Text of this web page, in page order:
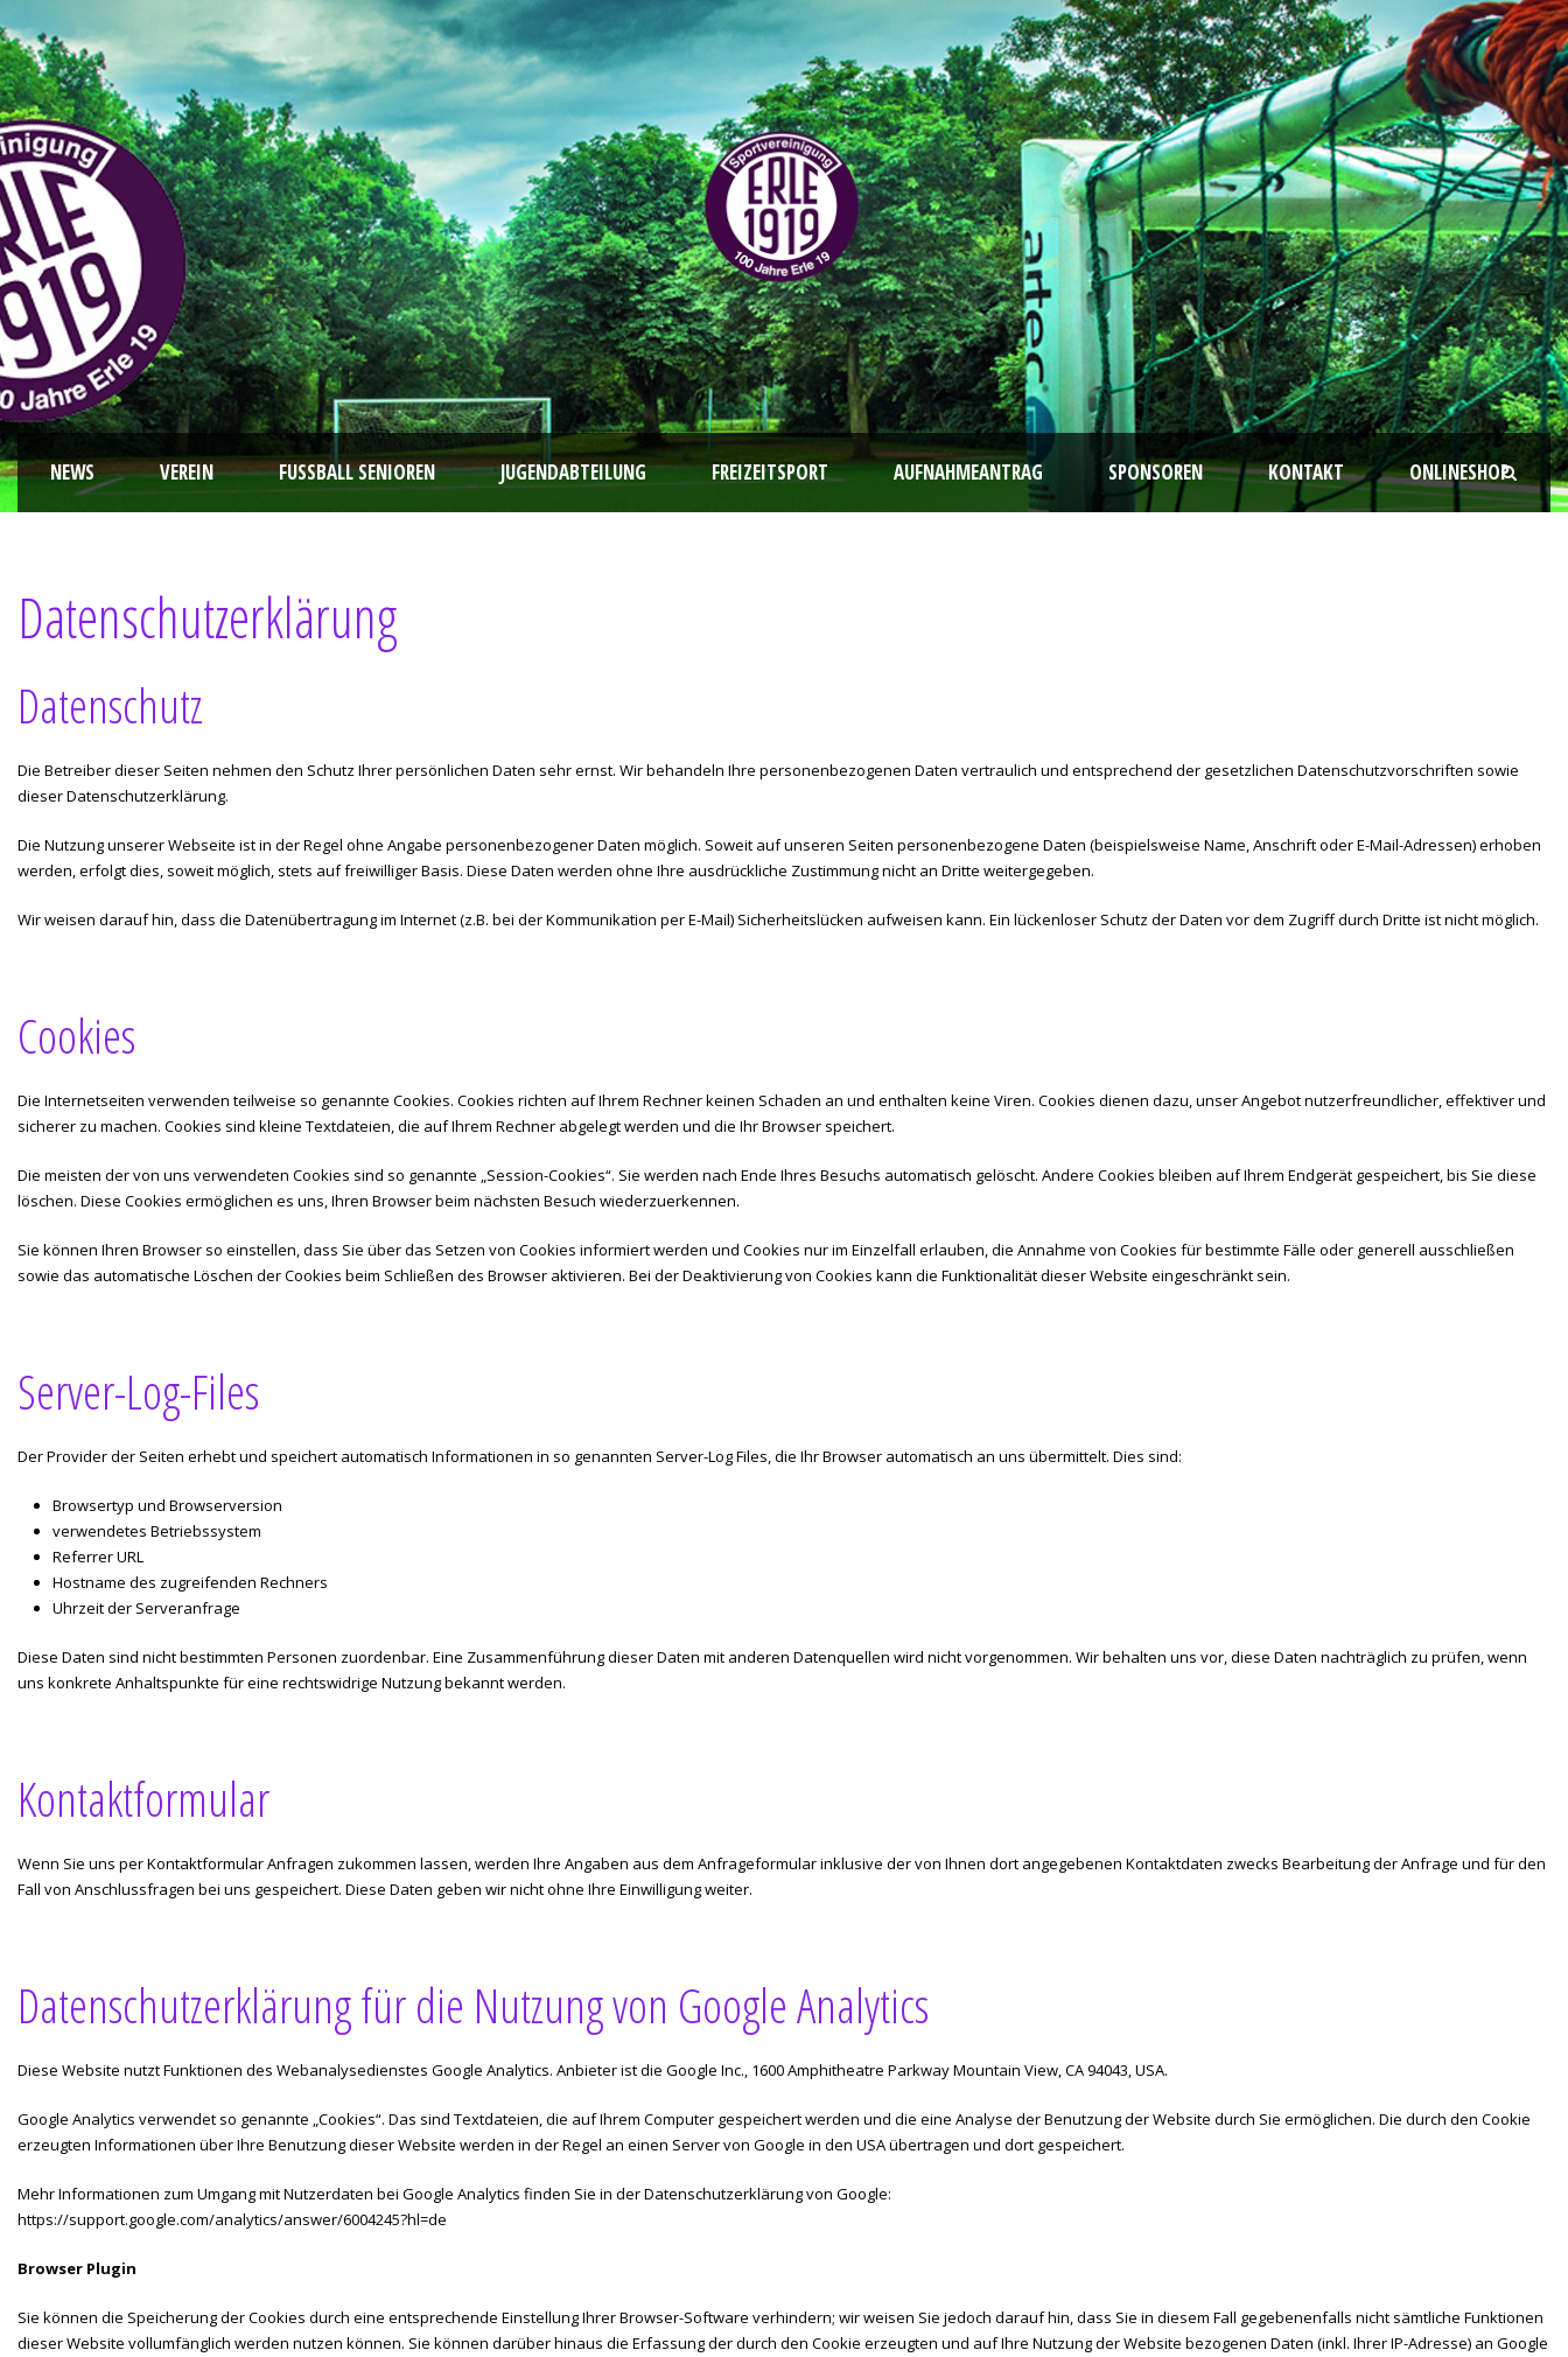
NEWS VEREIN FUSSBALL SENIOREN JUGENDABTEILUNG FREIZEITSPORT AUFNAHMEANTRAG SPONSOREN KONTAKT ONLINESHOP
Datenschutzerklärung
Datenschutz
Die Betreiber dieser Seiten nehmen den Schutz Ihrer persönlichen Daten sehr ernst. Wir behandeln Ihre personenbezogenen Daten vertraulich und entsprechend der gesetzlichen Datenschutzvorschriften sowie
dieser Datenschutzerklärung.
Die Nutzung unserer Webseite ist in der Regel ohne Angabe personenbezogener Daten möglich. Soweit auf unseren Seiten personenbezogene Daten (beispielsweise Name, Anschrift oder E-Mail-Adressen) erhoben
werden, erfolgt dies, soweit möglich, stets auf freiwilliger Basis. Diese Daten werden ohne Ihre ausdrückliche Zustimmung nicht an Dritte weitergegeben.
Wir weisen darauf hin, dass die Datenübertragung im Internet (z.B. bei der Kommunikation per E-Mail) Sicherheitslücken aufweisen kann. Ein lückenloser Schutz der Daten vor dem Zugriff durch Dritte ist nicht möglich.
Cookies
Die Internetseiten verwenden teilweise so genannte Cookies. Cookies richten auf Ihrem Rechner keinen Schaden an und enthalten keine Viren. Cookies dienen dazu, unser Angebot nutzerfreundlicher, effektiver und
sicherer zu machen. Cookies sind kleine Textdateien, die auf Ihrem Rechner abgelegt werden und die Ihr Browser speichert.
Die meisten der von uns verwendeten Cookies sind so genannte „Session-Cookies“. Sie werden nach Ende Ihres Besuchs automatisch gelöscht. Andere Cookies bleiben auf Ihrem Endgerät gespeichert, bis Sie diese
löschen. Diese Cookies ermöglichen es uns, Ihren Browser beim nächsten Besuch wiederzuerkennen.
Sie können Ihren Browser so einstellen, dass Sie über das Setzen von Cookies informiert werden und Cookies nur im Einzelfall erlauben, die Annahme von Cookies für bestimmte Fälle oder generell ausschließen
sowie das automatische Löschen der Cookies beim Schließen des Browser aktivieren. Bei der Deaktivierung von Cookies kann die Funktionalität dieser Website eingeschränkt sein.
Server-Log-Files
Der Provider der Seiten erhebt und speichert automatisch Informationen in so genannten Server-Log Files, die Ihr Browser automatisch an uns übermittelt. Dies sind:
Browsertyp und Browserversion
verwendetes Betriebssystem
Referrer URL
Hostname des zugreifenden Rechners
Uhrzeit der Serveranfrage
Diese Daten sind nicht bestimmten Personen zuordenbar. Eine Zusammenführung dieser Daten mit anderen Datenquellen wird nicht vorgenommen. Wir behalten uns vor, diese Daten nachträglich zu prüfen, wenn
uns konkrete Anhaltspunkte für eine rechtswidrige Nutzung bekannt werden.
Kontaktformular
Wenn Sie uns per Kontaktformular Anfragen zukommen lassen, werden Ihre Angaben aus dem Anfrageformular inklusive der von Ihnen dort angegebenen Kontaktdaten zwecks Bearbeitung der Anfrage und für den
Fall von Anschlussfragen bei uns gespeichert. Diese Daten geben wir nicht ohne Ihre Einwilligung weiter.
Datenschutzerklärung für die Nutzung von Google Analytics
Diese Website nutzt Funktionen des Webanalysedienstes Google Analytics. Anbieter ist die Google Inc., 1600 Amphitheatre Parkway Mountain View, CA 94043, USA.
Google Analytics verwendet so genannte „Cookies“. Das sind Textdateien, die auf Ihrem Computer gespeichert werden und die eine Analyse der Benutzung der Website durch Sie ermöglichen. Die durch den Cookie
erzeugten Informationen über Ihre Benutzung dieser Website werden in der Regel an einen Server von Google in den USA übertragen und dort gespeichert.
Mehr Informationen zum Umgang mit Nutzerdaten bei Google Analytics finden Sie in der Datenschutzerklärung von Google:
https://support.google.com/analytics/answer/6004245?hl=de
Browser Plugin
Sie können die Speicherung der Cookies durch eine entsprechende Einstellung Ihrer Browser-Software verhindern; wir weisen Sie jedoch darauf hin, dass Sie in diesem Fall gegebenenfalls nicht sämtliche Funktionen
dieser Website vollumfänglich werden nutzen können. Sie können darüber hinaus die Erfassung der durch den Cookie erzeugten und auf Ihre Nutzung der Website bezogenen Daten (inkl. Ihrer IP-Adresse) an Google